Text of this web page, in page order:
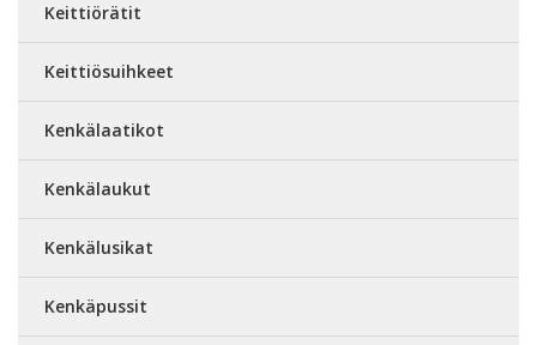
Keittiörätit
Keittiösuihkeet
Kenkälaatikot
Kenkälaukut
Kenkälusikat
Kenkäpussit